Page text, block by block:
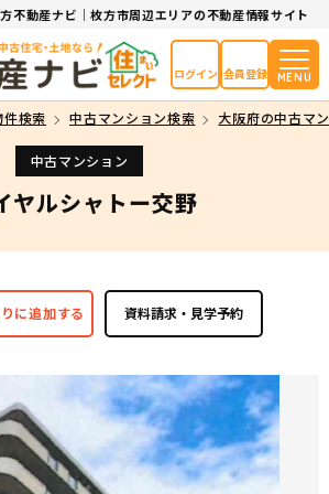
不動産ナビ｜枚方市周辺エリアの不動産情報サイト
ログイン 会員登録 MENU
件検索 中古マンション検索 大阪府の中古マ
中古マンション
ヤルシャトー交野
に追加する